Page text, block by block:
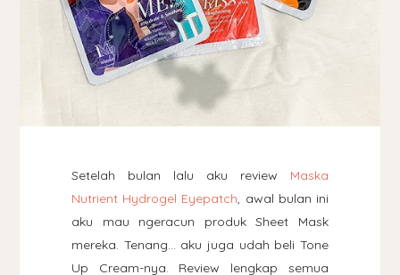
Setelah bulan lalu aku review Maska
Nutrient Hydrogel Eyepatch, awal bulan ini
aku mau ngeracun produk Sheet Mask
mereka. Tenang... aku juga udah beli Tone
Up Cream-nya. Review lengkap semua